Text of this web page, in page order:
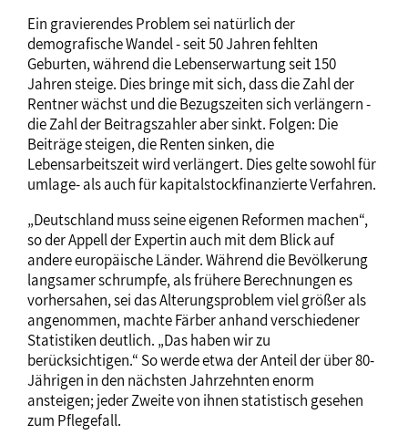
Ein gravierendes Problem sei natürlich der
demografische Wandel - seit 50 Jahren fehlten
Geburten, während die Lebenserwartung seit 150
Jahren steige. Dies bringe mit sich, dass die Zahl der
Rentner wächst und die Bezugszeiten sich verlängern -
die Zahl der Beitragszahler aber sinkt. Folgen: Die
Beiträge steigen, die Renten sinken, die
Lebensarbeitszeit wird verlängert. Dies gelte sowohl für
umlage- als auch für kapitalstockfinanzierte Verfahren.
„Deutschland muss seine eigenen Reformen machen“,
so der Appell der Expertin auch mit dem Blick auf
andere europäische Länder. Während die Bevölkerung
langsamer schrumpfe, als frühere Berechnungen es
vorhersahen, sei das Alterungsproblem viel größer als
angenommen, machte Färber anhand verschiedener
Statistiken deutlich. „Das haben wir zu
berücksichtigen.“ So werde etwa der Anteil der über 80-
Jährigen in den nächsten Jahrzehnten enorm
ansteigen; jeder Zweite von ihnen statistisch gesehen
zum Pflegefall.